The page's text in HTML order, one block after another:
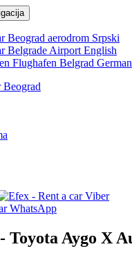
Srpski
English
German
Toyota Aygo X